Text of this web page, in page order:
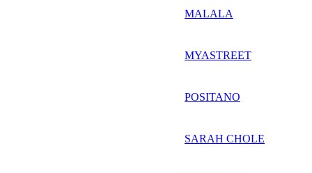
MALALA
MYASTREET
POSITANO
SARAH CHOLE